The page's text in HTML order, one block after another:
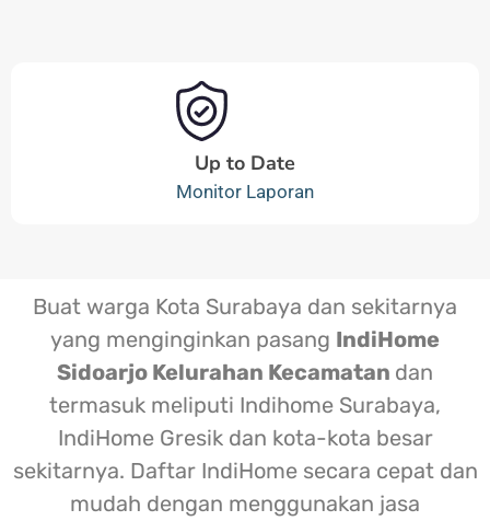
Up to Date
Monitor Laporan
Buat warga Kota Surabaya dan sekitarnya
yang menginginkan pasang IndiHome
Sidoarjo Kelurahan Kecamatan dan
termasuk meliputi Indihome Surabaya,
IndiHome Gresik dan kota-kota besar
sekitarnya. Daftar IndiHome secara cepat dan
mudah dengan menggunakan jasa